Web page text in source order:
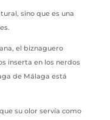
sino que es una
el biznaguero
inserta en los nerdos
de Málaga está
su olor servía como